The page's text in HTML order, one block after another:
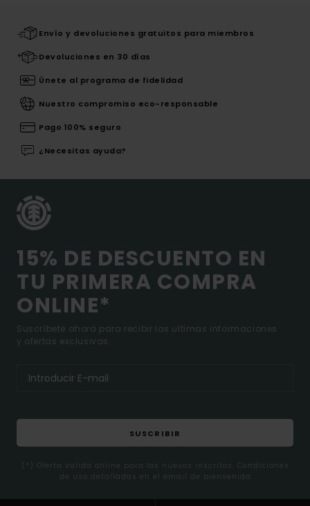
Envío y devoluciones gratuitos para miembros
Devoluciones en 30 días
Únete al programa de fidelidad
Nuestro compromiso eco-responsable
Pago 100% seguro
¿Necesitas ayuda?
15% DE DESCUENTO EN
TU PRIMERA COMPRA
ONLINE*
Suscríbete ahora para recibir las ultimas informaciones
y ofertas exclusivas.
SUSCRIBIR
(*) Oferta valida online para los nuevos inscritos. Condiciones
de uso detalladas en el email de bienvenida